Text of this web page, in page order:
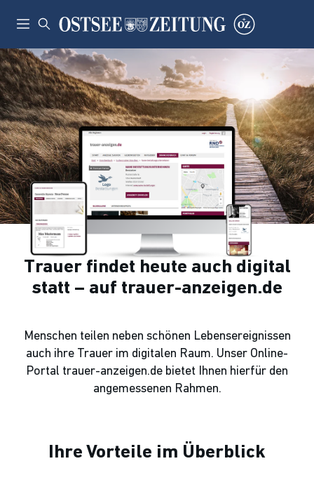
Trauer findet heute auch digital
statt – auf trauer-anzeigen.de
Menschen teilen neben schönen Lebensereignissen
auch ihre Trauer im digitalen Raum. Unser Online-
Portal trauer-anzeigen.de bietet Ihnen hierfür den
angemessenen Rahmen.
Ihre Vorteile im Überblick